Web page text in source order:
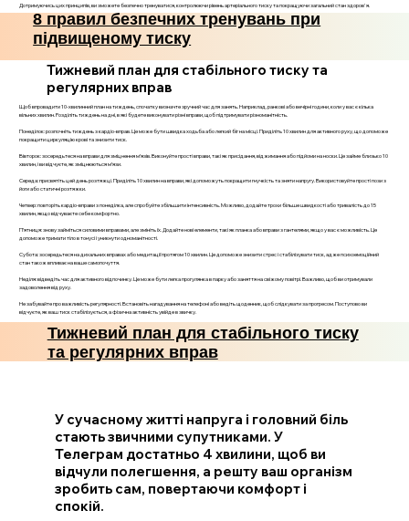
Дотримуючись цих принципів, ви зможете безпечно тренуватися, контролюючи рівень артеріального тиску та покращуючи загальний стан здоров'я.
8 правил безпечних тренувань при
підвищеному тиску
Тижневий план для стабільного тиску та
регулярних вправ
Щоб впровадити 10-хвилинний план на тиждень, спочатку визначте зручний час для занять. Наприклад, ранкові або вечірні години, коли у вас є кілька
вільних хвилин. Розділіть тиждень на дні, в які будете виконувати різні вправи, щоб підтримувати різноманітність.
Понеділок: розпочніть тиждень з кардіо-вправ. Це може бути швидка ходьба або легкий біг на місці. Приділіть 10 хвилин для активного руху, що допоможе
покращити циркуляцію крові та знизити тиск.
Вівторок: зосередьтеся на вправи для зміцнення м’язів. Виконуйте прості вправи, такі як присідання, віджимання або підйоми на носки. Це займе близько 10
хвилин, і ви відчуєте, як зміцнюються м’язи.
Середа: присвятіть цей день розтяжці. Приділіть 10 хвилин на вправи, які допоможуть покращити гнучкість та зняти напругу. Використовуйте прості пози з
йоги або статичні розтяжки.
Четвер: повторіть кардіо-вправи з понеділка, але спробуйте збільшити інтенсивність. Можливо, додайте трохи більше швидкості або тривалість до 15
хвилин, якщо відчуваєте себе комфортно.
П’ятниця: знову займіться силовими вправами, але змініть їх. Додайте нові елементи, такі як планка або вправи з гантелями, якщо у вас є можливість. Це
допоможе тримати тіло в тонусі і уникнути одноманітності.
Субота: зосередьтеся на дихальних вправах або медитації протягом 10 хвилин. Це допоможе знизити стрес і стабілізувати тиск, адже психоемоційний
стан також впливає на ваше самопочуття.
Неділя: відведіть час для активного відпочинку. Це може бути легка прогулянка в парку або заняття на свіжому повітрі. Важливо, щоб ви отримували
задоволення від руху.
Не забувайте про важливість регулярності. Встановіть нагадування на телефоні або ведіть щоденник, щоб слідкувати за прогресом. Поступово ви
відчуєте, як ваш тиск стабілізується, а фізична активність увійде в звичку.
Тижневий план для стабільного тиску
та регулярних вправ
У сучасному житті напруга і головний біль
стають звичними супутниками. У
Телеграм достатньо 4 хвилини, щоб ви
відчули полегшення, а решту ваш організм
зробить сам, повертаючи комфорт і
спокій.